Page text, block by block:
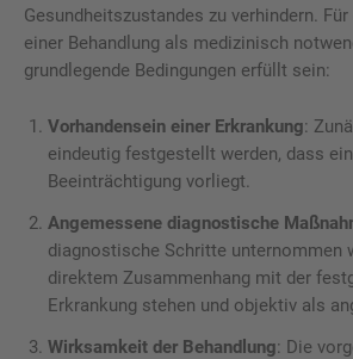
Gesundheitszustandes zu verhindern.
einer Behandlung als medizinisch
grundlegende Bedingungen erfüllt sein:
Vorhandensein einer Erkrankung:
eindeutig festgestellt werden, dass
Beeinträchtigung vorliegt.
Angemessene diagnostische
diagnostische Schritte unternommen
direktem Zusammenhang mit der
Erkrankung stehen und objektiv als
Wirksamkeit der Behandlung: Die